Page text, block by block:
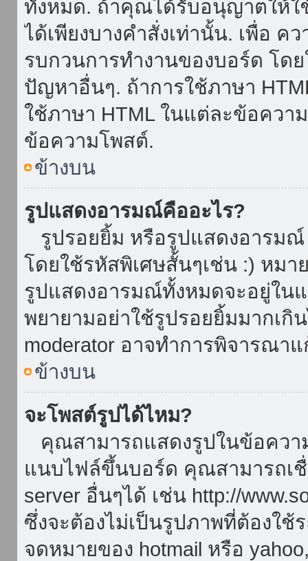
ทั้งหมด. ถ้าคุณได้รับอนุญาตให้ใ
ได้เพียงบางคำสั่งเท่านั้น. เพื่อ
รบกวนการทำงานของบอร์ด โด
ปัญหาอื่นๆ. ถ้าการใช้ภาษา
ใช้ภาษา HTML ในแต่ละข้อคว
ข้อความโพสต์.
ข้างบน
รูปแสดงอารมณ์คืออะไร?
รูปรอยยิ้ม หรือรูปแสดงอารมณ์
โดยใช้รหัสพิเศษสั้นๆเช่น :) หมา
รูปแสดงอารมณ์ทั้งหมดจะอยู่ใ
พยายามอย่าใช้รูปรอยยิ้มมากเกิ
moderator อาจทำการพิจารณา
ข้างบน
จะโพสต์รูปได้ไหม?
คุณสามารถแสดงรูปในข้อคว
แนบไฟล์ขึ้นบอร์ด คุณสามารถเชื่
server อื่นๆได้ เช่น http://
ซึ่งจะต้องไม่เป็นรูปภาพที่ต้องใ
จดหมายของ hotmail หรือ